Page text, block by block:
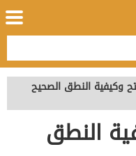
وكيفية النطق الصحيح
النطق